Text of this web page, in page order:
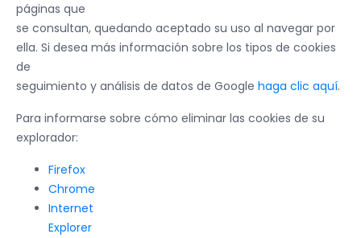
páginas que
se consultan, quedando aceptado su uso al navegar por
ella. Si desea más información sobre los tipos de cookies
de
seguimiento y análisis de datos de Google haga clic aquí.
Para informarse sobre cómo eliminar las cookies de su
explorador:
Firefox
Chrome
Internet
Explorer